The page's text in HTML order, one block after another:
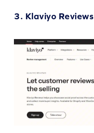
3. Klaviyo Reviews